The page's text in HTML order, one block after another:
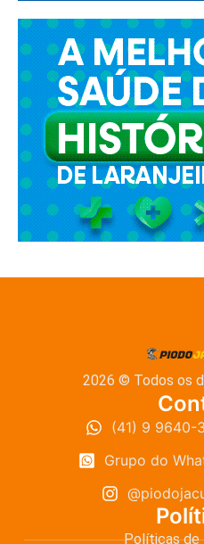
2026 © Todos os
(41) 9 9640-
Grupo do
Políticas de